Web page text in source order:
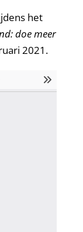
het
doe meer
2021.